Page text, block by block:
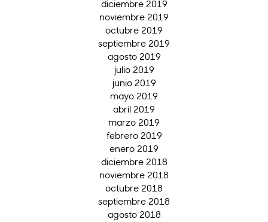
diciembre 2019
noviembre 2019
octubre 2019
septiembre 2019
agosto 2019
julio 2019
junio 2019
mayo 2019
abril 2019
marzo 2019
febrero 2019
enero 2019
diciembre 2018
noviembre 2018
octubre 2018
septiembre 2018
agosto 2018